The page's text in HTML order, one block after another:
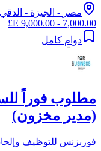
مصر - الجيزة - الدقي
7,000.00 - 9,000.00 E£
دوام كامل
(مدير مخزون)
فوربزنس للتوظيف